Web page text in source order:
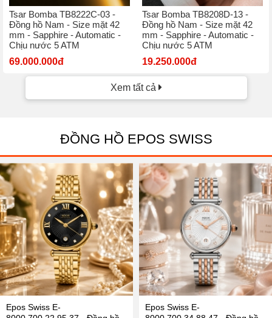
Tsar Bomba TB8222C-03 -
Đồng hồ Nam - Size mặt 42
mm - Sapphire - Automatic -
Chịu nước 5 ATM
69.000.000đ
Tsar Bomba TB8208D-13 -
Đồng hồ Nam - Size mặt 42
mm - Sapphire - Automatic -
Chịu nước 5 ATM
19.250.000đ
Xem tất cả
ĐỒNG HỒ EPOS SWISS
Epos Swiss E-
Epos Swiss E-